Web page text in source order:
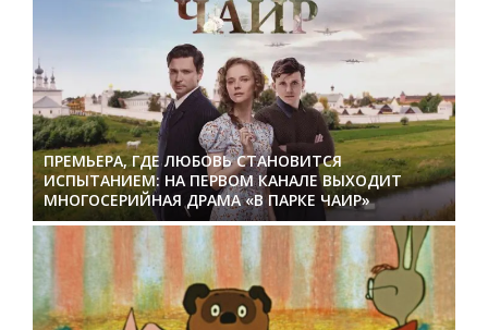
ПРЕМЬЕРА, ГДЕ ЛЮБОВЬ СТАНОВИТСЯ
ИСПЫТАНИЕМ: НА ПЕРВОМ КАНАЛЕ ВЫХОДИТ
МНОГОСЕРИЙНАЯ ДРАМА «В ПАРКЕ ЧАИР»